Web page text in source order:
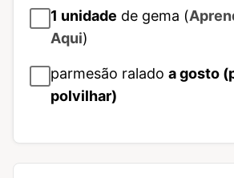
1 unidade de gema (
Aqui)
parmesão ralado a gosto
polvilhar)